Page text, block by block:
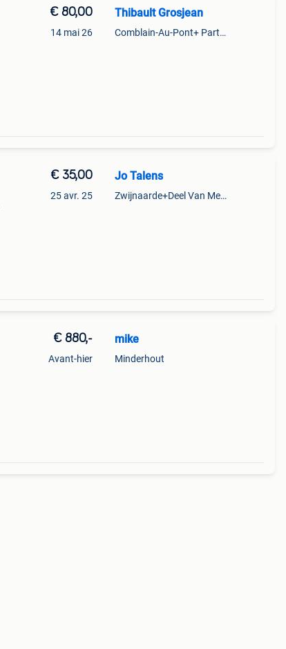
€ 80,00
14 mai 26
Thibault Grosjean
Comblain-Au-Pont+ Partie De Anthisnes
€ 35,00
25 avr. 25
Jo Talens
Zwijnaarde+Deel Van Merelbeke
€ 880,-
Avant-hier
mike
Minderhout